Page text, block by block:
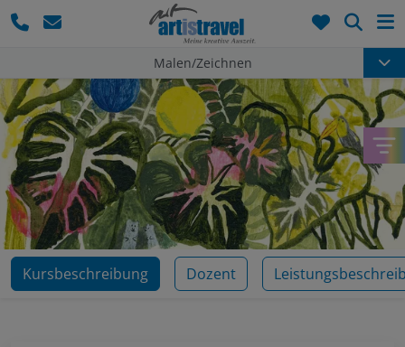
Malen/Zeichnen
Kursbeschreibung Dozent